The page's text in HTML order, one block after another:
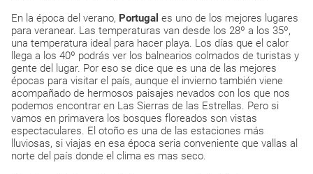
En la época del verano, Portugal es uno de los mejores lugares
para veranear. Las temperaturas van desde los 28º a los 35º,
una temperatura ideal para hacer playa. Los días que el calor
llega a los 40º podrás ver los balnearios colmados de turistas y
gente del lugar. Por eso se dice que es una de las mejores
épocas para visitar el país, aunque el invierno también viene
acompañado de hermosos paisajes nevados con los que nos
podemos encontrar en Las Sierras de las Estrellas. Pero si
vamos en primavera los bosques floreados son vistas
espectaculares. El otoño es una de las estaciones más
lluviosas, si viajas en esa época seria conveniente que vallas al
norte del país donde el clima es mas seco.